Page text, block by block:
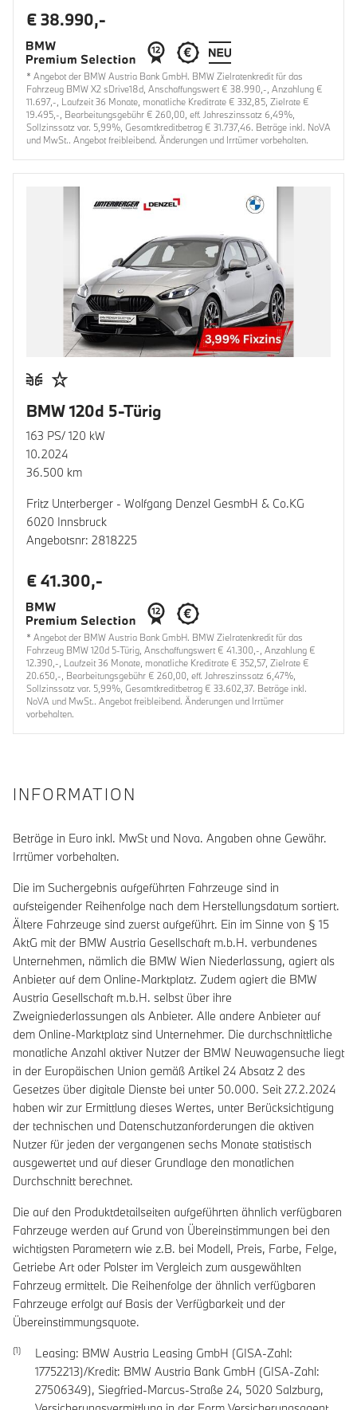
€ 38.990,-
* Angebot der BMW Austria Bank GmbH. BMW Zielratenkredit für das
Fahrzeug BMW X2 sDrive18d, Anschaffungswert € 38.990,-, Anzahlung €
11.697,-, Laufzeit 36 Monate, monatliche Kreditrate € 332,85, Zielrate €
19.495,-, Bearbeitungsgebühr € 260,00, eff. Jahreszinssatz 6,49%,
Sollzinssatz var. 5,99%, Gesamtkreditbetrag € 31.737,46. Beträge inkl. NoVA
und MwSt.. Angebot freibleibend. Änderungen und Irrtümer vorbehalten.
BMW 120d 5-Türig
163 PS/ 120 kW
10.2024
36.500 km
Fritz Unterberger - Wolfgang Denzel GesmbH & Co.KG
6020 Innsbruck
Angebotsnr: 2818225
€ 41.300,-
* Angebot der BMW Austria Bank GmbH. BMW Zielratenkredit für das
Fahrzeug BMW 120d 5-Türig, Anschaffungswert € 41.300,-, Anzahlung €
12.390,-, Laufzeit 36 Monate, monatliche Kreditrate € 352,57, Zielrate €
20.650,-, Bearbeitungsgebühr € 260,00, eff. Jahreszinssatz 6,47%,
Sollzinssatz var. 5,99%, Gesamtkreditbetrag € 33.602,37. Beträge inkl.
NoVA und MwSt.. Angebot freibleibend. Änderungen und Irrtümer
vorbehalten.
INFORMATION
Beträge in Euro inkl. MwSt und Nova. Angaben ohne Gewähr.
Irrtümer vorbehalten.
Die im Suchergebnis aufgeführten Fahrzeuge sind in
aufsteigender Reihenfolge nach dem Herstellungsdatum sortiert.
Ältere Fahrzeuge sind zuerst aufgeführt. Ein im Sinne von § 15
AktG mit der BMW Austria Gesellschaft m.b.H. verbundenes
Unternehmen, nämlich die BMW Wien Niederlassung, agiert als
Anbieter auf dem Online-Marktplatz. Zudem agiert die BMW
Austria Gesellschaft m.b.H. selbst über ihre
Zweigniederlassungen als Anbieter. Alle andere Anbieter auf
dem Online-Marktplatz sind Unternehmer. Die durchschnittliche
monatliche Anzahl aktiver Nutzer der BMW Neuwagensuche liegt
in der Europäischen Union gemäß Artikel 24 Absatz 2 des
Gesetzes über digitale Dienste bei unter 50.000. Seit 27.2.2024
haben wir zur Ermittlung dieses Wertes, unter Berücksichtigung
der technischen und Datenschutzanforderungen die aktiven
Nutzer für jeden der vergangenen sechs Monate statistisch
ausgewertet und auf dieser Grundlage den monatlichen
Durchschnitt berechnet.
Die auf den Produktdetailseiten aufgeführten ähnlich verfügbaren
Fahrzeuge werden auf Grund von Übereinstimmungen bei den
wichtigsten Parametern wie z.B. bei Modell, Preis, Farbe, Felge,
Getriebe Art oder Polster im Vergleich zum ausgewählten
Fahrzeug ermittelt. Die Reihenfolge der ähnlich verfügbaren
Fahrzeuge erfolgt auf Basis der Verfügbarkeit und der
Übereinstimmungsquote.
Leasing: BMW Austria Leasing GmbH (GISA-Zahl:
17752213)/Kredit: BMW Austria Bank GmbH (GISA-Zahl:
27506349), Siegfried-Marcus-Straße 24, 5020 Salzburg,